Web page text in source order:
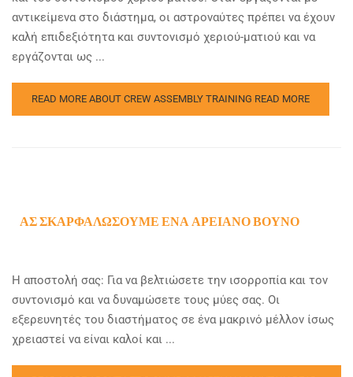
αντικείμενα στο διάστημα, οι αστροναύτες πρέπει να έχουν
καλή επιδεξιότητα και συντονισμό χεριού-ματιού και να
εργάζονται ως ...
READ MORE ABOUT CREW ASSEMBLY TRAINING READ MORE
ΑΣ ΣΚΑΡΦΑΛΏΣΟΥΜΕ ΈΝΑ ΑΡΕΙΑΝΌ ΒΟΥΝΌ
Η αποστολή σας: Για να βελτιώσετε την ισορροπία και τον
συντονισμό και να δυναμώσετε τους μύες σας. Οι
εξερευνητές του διαστήματος σε ένα μακρινό μέλλον ίσως
χρειαστεί να είναι καλοί και ...